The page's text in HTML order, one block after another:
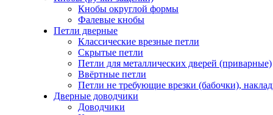
Кнобы округлой формы
Фалевые кнобы
Петли дверные
Классические врезные петли
Скрытые петли
Петли для металлических дверей (приварные)
Ввёртные петли
Петли не требующие врезки (бабочки),
Дверные доводчики
Доводчики